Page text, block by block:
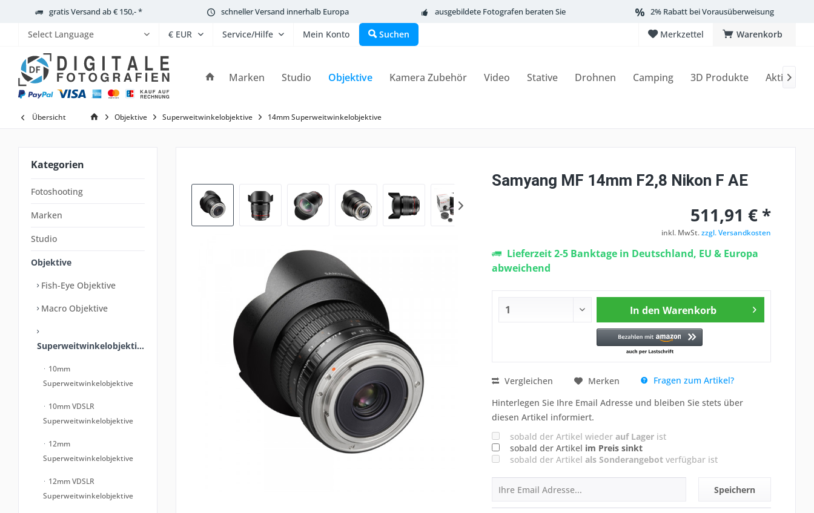
gratis Versand ab € 150,- * schneller Versand innerhalb Europa ausgebildete Fotografen beraten Sie 2% Rabatt bei Vorausüberweisung
Powered by
Warenkorb
Merkzettel
Service/Hilfe Mein Konto Suchen
Marken Studio Objektive Kamera Zubehör Video Stative Drohnen Camping 3D Produkte Aktionen

Übersicht Objektive Superweitwinkelobjektive 14mm Superweitwinkelobjektive
Kategorien
Fotoshooting
Marken
Studio
Objektive
Fish-Eye Objektive
Macro Objektive
Superweitwinkelobjektive
10mm
Superweitwinkelobjektive
10mm VDSLR
Superweitwinkelobjektive
12mm
Superweitwinkelobjektive
12mm VDSLR
Superweitwinkelobjektive
Samyang MF 14mm F2,8 Nikon F AE
511,91 € *
inkl. MwSt.zzgl. Versandkosten
Lieferzeit 2-5 Banktage in Deutschland, EU & Europa
abweichend
In den Warenkorb
Vergleichen Merken
Fragen zum Artikel?
Hinterlegen Sie Ihre Email Adresse und bleiben Sie stets über
diesen Artikel informiert.
sobald der Artikel wieder auf Lagerist
sobald der Artikel im Preis sinkt
sobald der Artikel als Sonderangebotverfügbar ist
Speichern